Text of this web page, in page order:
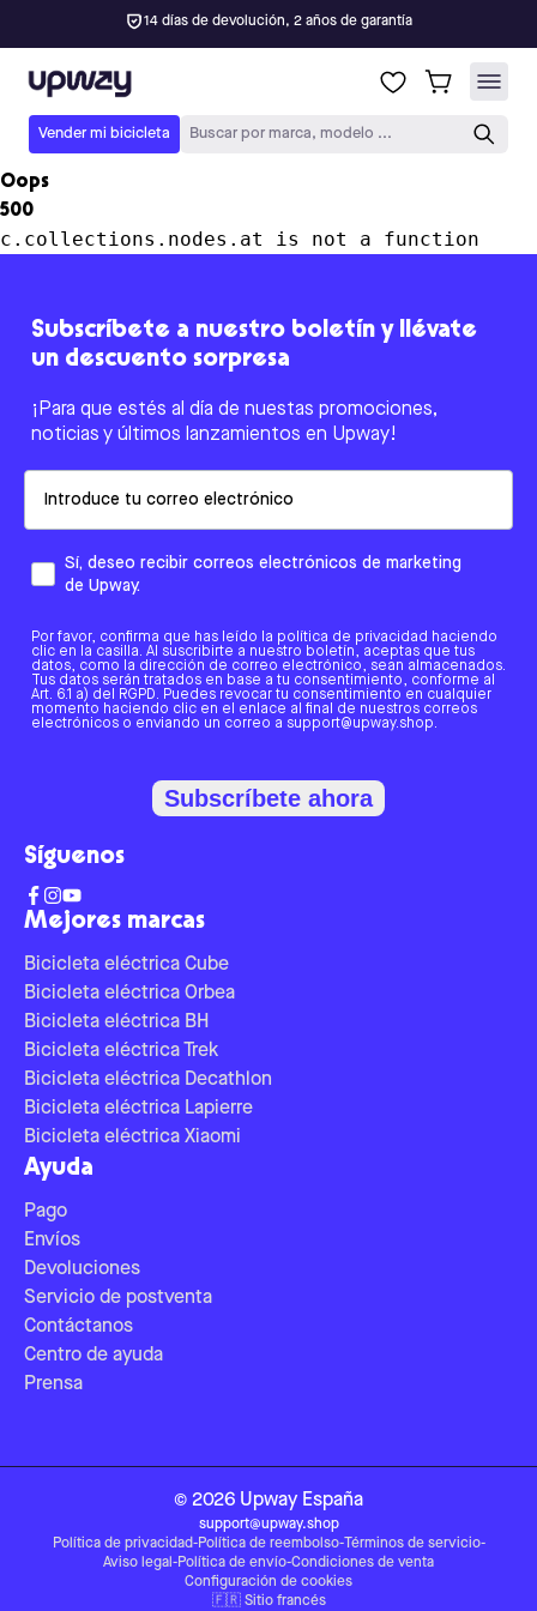
14 días de devolución, 2 años de garantía
Upway
Vender mi bicicleta Buscar por marca, modelo ...
Oops
500
c.collections.nodes.at is not a function
Mejores marcas
Bicicleta eléctrica Cube
Bicicleta eléctrica Orbea
Bicicleta eléctrica BH
Bicicleta eléctrica Trek
Bicicleta eléctrica Decathlon
Bicicleta eléctrica Lapierre
Bicicleta eléctrica Xiaomi
Ayuda
Pago
Envíos
Devoluciones
Servicio de postventa
Contáctanos
Centro de ayuda
Prensa
Subscríbete a nuestro boletín y llévate
un descuento sorpresa
¡Para que estés al día de nuestas promociones,
noticias y últimos lanzamientos en Upway!
Sí, deseo recibir correos electrónicos de marketing
de Upway.
Por favor, confirma que has leído la política de privacidad haciendo
clic en la casilla. Al suscribirte a nuestro boletín, aceptas que tus
datos, como la dirección de correo electrónico, sean almacenados.
Tus datos serán tratados en base a tu consentimiento, conforme al
Art. 6.1 a) del RGPD. Puedes revocar tu consentimiento en cualquier
momento haciendo clic en el enlace al final de nuestros correos
electrónicos o enviando un correo a support@upway.shop.
Subscríbete ahora
Síguenos
© 2026 Upway España
support@upway.shop
Política de privacidad-Política de reembolso-Términos de servicio-
Aviso legal -Política de envío-Condiciones de venta
Configuración de cookies
🇫🇷 Sitio francés